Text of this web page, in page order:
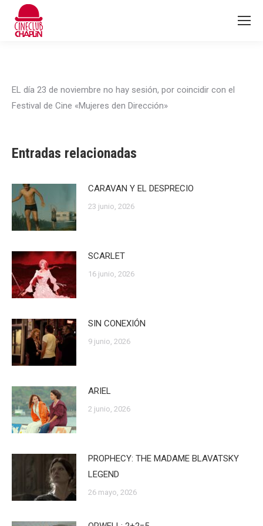
EL día 23 de noviembre no hay sesión, por coincidir con el
Festival de Cine «Mujeres den Dirección»
Entradas relacionadas
CARAVAN Y EL DESPRECIO
23 junio, 2026
SCARLET
16 junio, 2026
SIN CONEXIÓN
9 junio, 2026
ARIEL
2 junio, 2026
PROPHECY: THE MADAME BLAVATSKY
LEGEND
26 mayo, 2026